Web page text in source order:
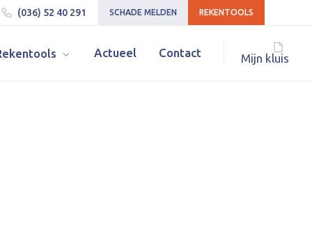
(036) 52 40 291 SCHADE MELDEN REKENTOOLS
Actueel Contact Mijn kluis